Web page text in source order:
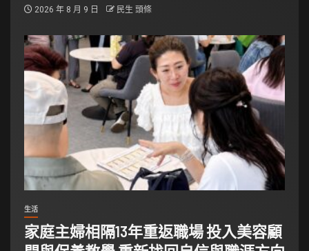
2026 年 8 月 9 日 民生 頭條
生活
家庭主婦相隔13年重返職場 投入美容顧